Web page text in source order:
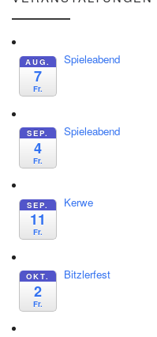
AUG.
7
Fr.
Spieleabend
SEP.
4
Fr.
Spieleabend
SEP.
11
Fr.
Kerwe
OKT.
2
Fr.
Bitzlerfest